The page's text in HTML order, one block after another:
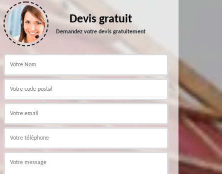
Devis gratuit
Demandez votre devis gratuitement